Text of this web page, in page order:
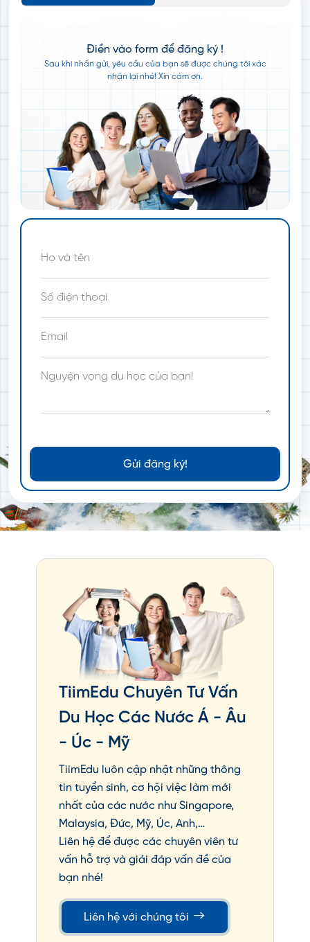
Điền vào form để đăng ký !
Sau khi nhấn gửi, yêu cầu của bạn sẽ được chúng tôi xác
nhận lại nhé! Xin cám ơn.
Gửi đăng ký!
TiimEdu Chuyên Tư Vấn
Du Học Các Nước Á - Âu
- Úc - Mỹ
TiimEdu luôn cập nhật những thông
tin tuyển sinh, cơ hội việc làm mới
nhất của các nước như Singapore,
Malaysia, Đức, Mỹ, Úc, Anh,…
Liên hệ để được các chuyên viên tư
vấn hỗ trợ và giải đáp vấn đề của
bạn nhé!
Liên hệ với chúng tôi